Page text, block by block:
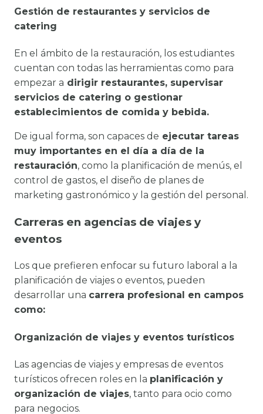
Gestión de restaurantes y servicios de
catering
En el ámbito de la restauración, los estudiantes
cuentan con todas las herramientas como para
empezar a dirigir restaurantes, supervisar
servicios de catering o gestionar
establecimientos de comida y bebida.
De igual forma, son capaces de ejecutar tareas
muy importantes en el día a día de la
restauración, como la planificación de menús, el
control de gastos, el diseño de planes de
marketing gastronómico y la gestión del personal.
Carreras en agencias de viajes y
eventos
Los que prefieren enfocar su futuro laboral a la
planificación de viajes o eventos, pueden
desarrollar una carrera profesional en campos
como:
Organización de viajes y eventos turísticos
Las agencias de viajes y empresas de eventos
turísticos ofrecen roles en la planificación y
organización de viajes, tanto para ocio como
para negocios.